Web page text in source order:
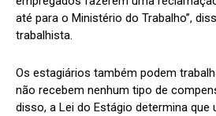
até para o Ministério do Trabalho”,
trabalhista.
Os estagiários também podem
não recebem nenhum tipo de
disso, a Lei do Estágio determina que